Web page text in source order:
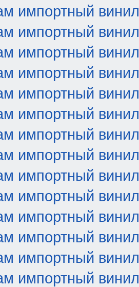
импортный винил
импортный винил
импортный винил
импортный винил
импортный винил
импортный винил
импортный винил
импортный винил
импортный винил
импортный винил
импортный винил
импортный винил
импортный винил
импортный винил